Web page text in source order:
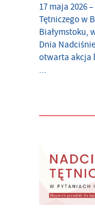
17 maja 2026
Tętniczego w
Białymstoku,
Dnia
otwarta akcja
...